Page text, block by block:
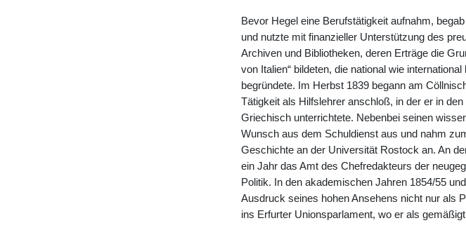
Bevor Hegel eine Berufstätigkeit aufnahm,
und nutzte mit finanzieller Unterstützung des
Archiven und Bibliotheken, deren Erträge die
von Italien“ bildeten, die national wie
begründete. Im Herbst 1839 begann am
Tätigkeit als Hilfslehrer anschloß, in der er in
Griechisch unterrichtete. Nebenbei seinen
Wunsch aus dem Schuldienst aus und nahm
Geschichte an der Universität Rostock an. An
ein Jahr das Amt des Chefredakteurs der
Politik. In den akademischen Jahren 1854/55
Ausdruck seines hohen Ansehens nicht nur als
ins Erfurter Unionsparlament, wo er als